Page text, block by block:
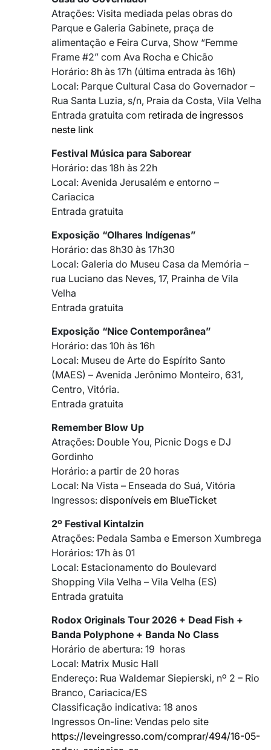
Atrações: Visita mediada pelas obras do
Parque e Galeria Gabinete, praça de
alimentação e Feira Curva, Show “Femme
Frame #2” com Ava Rocha e Chicão
Horário: 8h às 17h (última entrada às 16h)
Local: Parque Cultural Casa do Governador –
Rua Santa Luzia, s/n, Praia da Costa, Vila Velha
Entrada gratuita com retirada de ingressos
neste link
Festival Música para Saborear
Horário: das 18h às 22h
Local: Avenida Jerusalém e entorno –
Cariacica
Entrada gratuita
Exposição “Olhares Indígenas”
Horário: das 8h30 às 17h30
Local: Galeria do Museu Casa da Memória –
rua Luciano das Neves, 17, Prainha de Vila
Velha
Entrada gratuita
Exposição “Nice Contemporânea”
Horário: das 10h às 16h
Local: Museu de Arte do Espírito Santo
(MAES) – Avenida Jerônimo Monteiro, 631,
Centro, Vitória.
Entrada gratuita
Remember Blow Up
Atrações: Double You, Picnic Dogs e DJ
Gordinho
Horário: a partir de 20 horas
Local: Na Vista – Enseada do Suá, Vitória
Ingressos: disponíveis em BlueTicket
2º Festival Kintalzin
Atrações: Pedala Samba e Emerson Xumbrega
Horários: 17h às 01
Local: Estacionamento do Boulevard
Shopping Vila Velha – Vila Velha (ES)
Entrada gratuita
Rodox Originals Tour 2026 + Dead Fish +
Banda Polyphone + Banda No Class
Horário de abertura: 19 horas
Local: Matrix Music Hall
Endereço: Rua Waldemar Siepierski, nº 2 – Rio
Branco, Cariacica/ES
Classificação indicativa: 18 anos
Ingressos On-line: Vendas pelo site
https://leveingresso.com/comprar/494/16-05-